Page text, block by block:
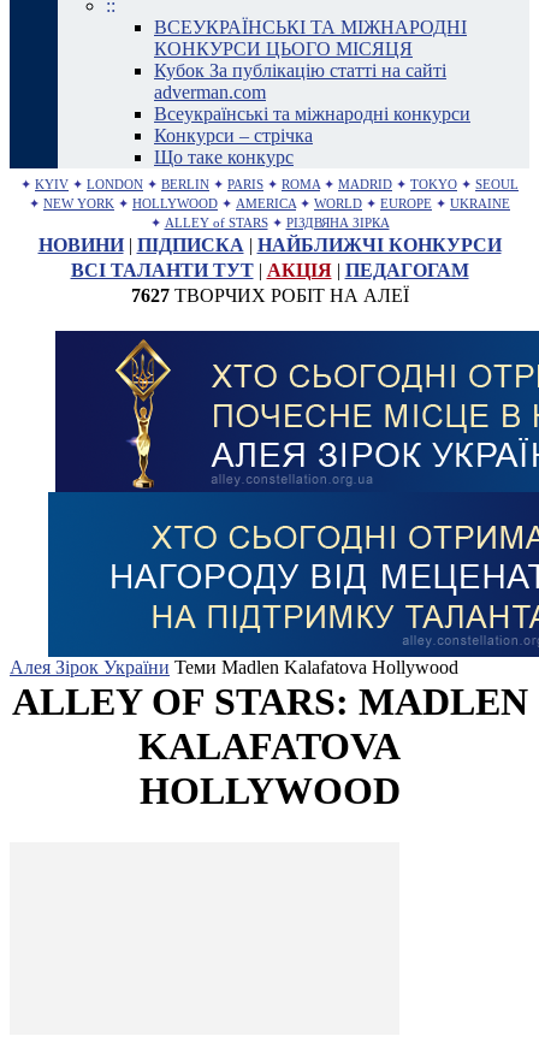
::
ВСЕУКРАЇНСЬКІ ТА МІЖНАРОДНІ
КОНКУРСИ ЦЬОГО МІСЯЦЯ
Кубок За публікацію статті на сайті
adverman.com
Всеукраїнські та міжнародні конкурси
Конкурси – стрічка
Що таке конкурс
✦ KYIV ✦ LONDON ✦ BERLIN ✦ PARIS ✦ ROMA ✦ MADRID ✦ TOKYO ✦ SEOUL
✦ NEW YORK ✦ HOLLYWOOD ✦ AMERICA ✦ WORLD ✦ EUROPE ✦ UKRAINE
✦ ALLEY of STARS ✦ РІЗДВЯНА ЗІРКА
НОВИНИ| ПІДПИСКА | НАЙБЛИЖЧІ КОНКУРСИ
ВСІ ТАЛАНТИ ТУТ| АКЦІЯ| ПЕДАГОГАМ
7627ТВОРЧИХ РОБІТ НА АЛЕЇ
Алея Зірок України Теми Madlen Kalafatova Hollywood
ALLEY OF STARS: MADLEN
KALAFATOVA
HOLLYWOOD